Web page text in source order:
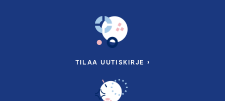
TILAA UUTISKIRJE ›